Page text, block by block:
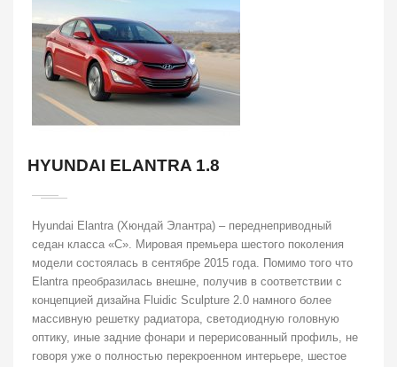
HYUNDAI ELANTRA 1.8
Hyundai Elantra (Хюндай Элантра) – переднеприводный
седан класса «С». Мировая премьера шестого поколения
модели состоялась в сентябре 2015 года. Помимо того что
Elantra преобразилась внешне, получив в соответствии с
концепцией дизайна Fluidic Sculpture 2.0 намного более
массивную решетку радиатора, светодиодную головную
оптику, иные задние фонари и перерисованный профиль, не
говоря уже о полностью перекроенном интерьере, шестое